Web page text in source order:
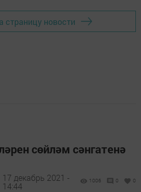
страницу новости
сөйләм сәнгатенә
17 декабрь 2021 -
14:44
1006 0 0